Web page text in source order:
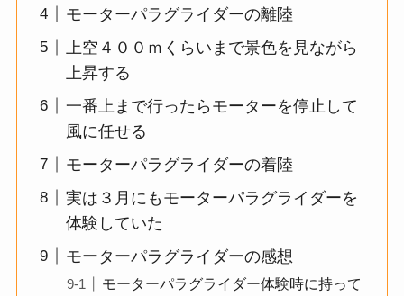
モーターパラグライダーの離陸
上空４００ｍくらいまで景色を見ながら
上昇する
一番上まで行ったらモーターを停止して
風に任せる
モーターパラグライダーの着陸
実は３月にもモーターパラグライダーを
体験していた
モーターパラグライダーの感想
モーターパラグライダー体験時に持って